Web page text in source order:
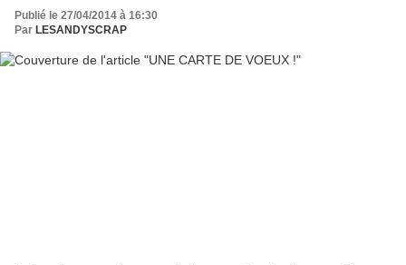
Publié le 27/04/2014 à 16:30
Par LESANDYSCRAP